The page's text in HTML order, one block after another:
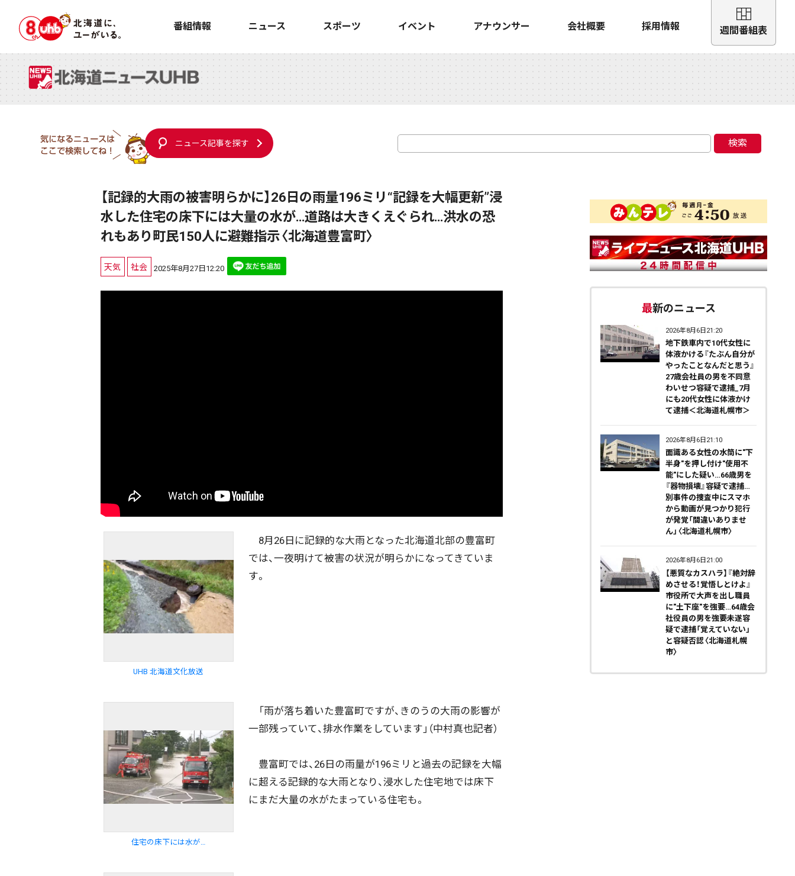
番組情報 ニュース スポーツ イベント アナウンサー 会社概要 採用情報 週間番組表
ニュース記事を探す 検索
【記録的大雨の被害明らかに】26日の雨量196ミリ“記録を大幅更新”浸
水した住宅の床下には大量の水が…道路は大きくえぐられ…洪水の恐
れもあり町民150人に避難指示〈北海道豊富町〉
天気 社会 2025年8月27日12:20
UHB 北海道文化放送
8月26日に記録的な大雨となった北海道北部の豊富町
では、一夜明けて被害の状況が明らかになってきていま
す。
住宅の床下には水が…
「雨が落ち着いた豊富町ですが、きのうの大雨の影響が
一部残っていて、排水作業をしています」（中村真也記者）
豊富町では、26日の雨量が196ミリと過去の記録を大幅
に超える記録的な大雨となり、浸水した住宅地では床下
にまだ大量の水がたまっている住宅も。
最新のニュース
2026年8月6日21:20
地下鉄車内で10代女性に
体液かける『たぶん自分が
やったことなんだと思う』
27歳会社員の男を不同意
わいせつ容疑で逮捕_7月
にも20代女性に体液かけ
て逮捕＜北海道札幌市＞
2026年8月6日21:10
面識ある女性の水筒に"下
半身"を押し付け"使用不
能"にした疑い…66歳男を
『器物損壊』容疑で逮捕…
別事件の捜査中にスマホ
から動画が見つかり犯行
が発覚「間違いありませ
ん」〈北海道札幌市〉
2026年8月6日21:00
【悪質なカスハラ】『絶対辞
めさせる！覚悟しとけよ』
市役所で大声を出し職員
に"土下座"を強要…64歳会
社役員の男を強要未遂容
疑で逮捕「覚えていない」
と容疑否認〈北海道札幌
市〉